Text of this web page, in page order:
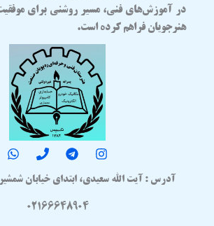
در آموزش‌های فنی، مسیر روشنی برای
هنرجویان فراهم کرده است.
آدرس : آیت الله سعیدی، ابتدای خیابان
02166648904